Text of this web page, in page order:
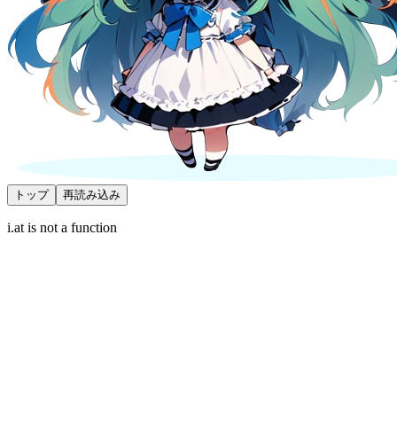
トップ 再読み込み
i.at is not a function